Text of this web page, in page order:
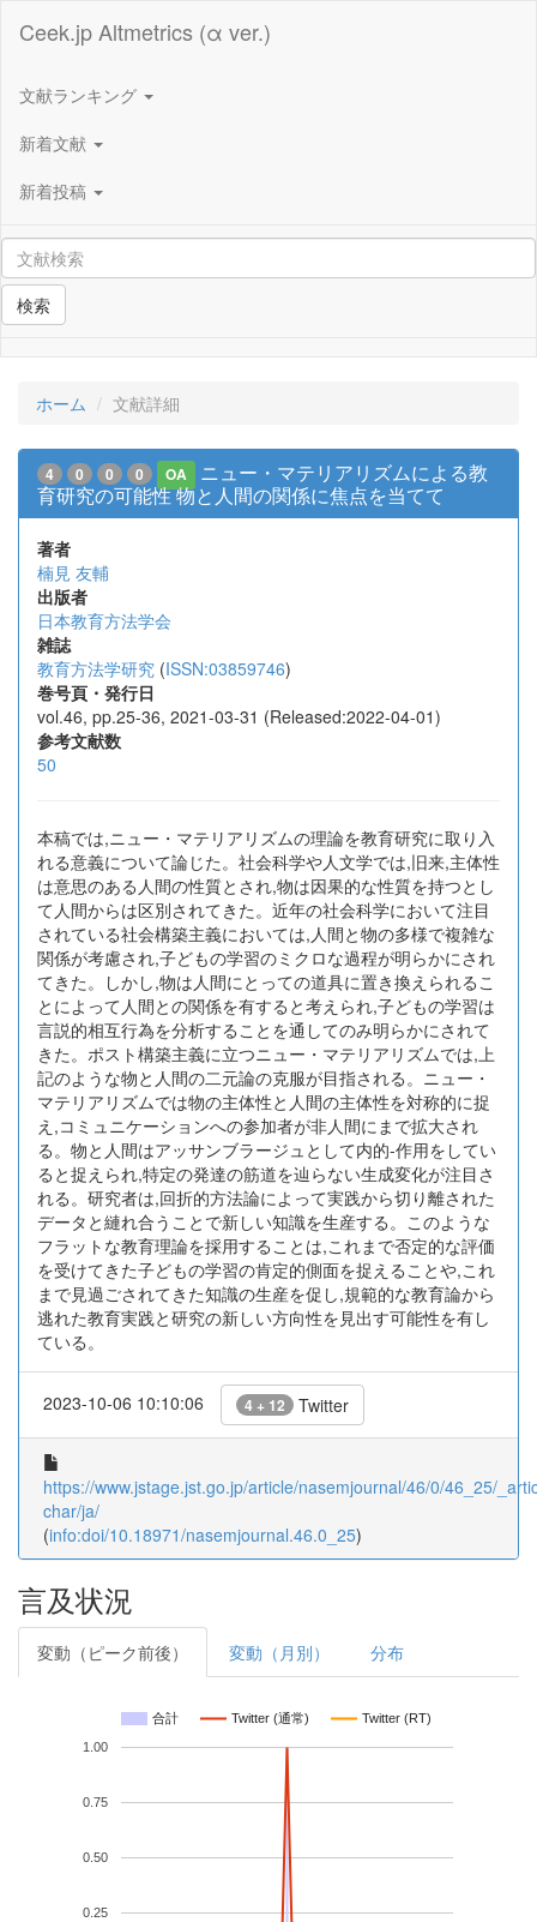
Ceek.jp Altmetrics (α ver.)
文献ランキング
新着文献
新着投稿
検索
ホーム 文献詳細
4 0 0 0 OA
ニュー・マテリアリズムによる教
育研究の可能性 物と人間の関係に焦点を当てて
著者
楠見 友輔
出版者
日本教育方法学会
雑誌
教育方法学研究 (ISSN:03859746)
巻号頁・発行日
vol.46, pp.25-36, 2021-03-31 (Released:2022-04-01)
参考文献数
50
本稿では,ニュー・マテリアリズムの理論を教育研究に取り入
れる意義について論じた。社会科学や人文学では,旧来,主体性
は意思のある人間の性質とされ,物は因果的な性質を持つとし
て人間からは区別されてきた。近年の社会科学において注目
されている社会構築主義においては,人間と物の多様で複雑な
関係が考慮され,子どもの学習のミクロな過程が明らかにされ
てきた。しかし,物は人間にとっての道具に置き換えられるこ
とによって人間との関係を有すると考えられ,子どもの学習は
言説的相互行為を分析することを通してのみ明らかにされて
きた。ポスト構築主義に立つニュー・マテリアリズムでは,上
記のような物と人間の二元論の克服が目指される。ニュー・
マテリアリズムでは物の主体性と人間の主体性を対称的に捉
え,コミュニケーションへの参加者が非人間にまで拡大され
る。物と人間はアッサンブラージュとして内的-作用をしてい
ると捉えられ,特定の発達の筋道を辿らない生成変化が注目さ
れる。研究者は,回折的方法論によって実践から切り離された
データと縺れ合うことで新しい知識を生産する。このような
フラットな教育理論を採用することは,これまで否定的な評価
を受けてきた子どもの学習の肯定的側面を捉えることや,これ
まで見過ごされてきた知識の生産を促し,規範的な教育論から
逃れた教育実践と研究の新しい方向性を見出す可能性を有し
ている。
2023-10-06 10:10:06 4 + 12 Twitter
https://www.jstage.jst.go.jp/article/nasemjournal/46/0/46_25/
char/ja/
(info:doi/10.18971/nasemjournal.46.0_25)
言及状況
変動（ピーク前後） 変動（月別） 分布
合計 Twitter (通常) Twitter (RT)
0.25
0.50
0.75
1.00